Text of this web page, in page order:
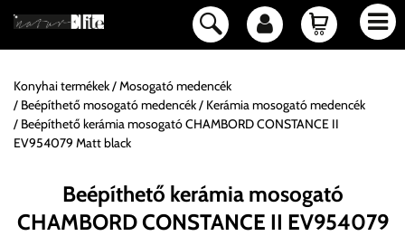
Konyhai termékek
Mosogató medencék
Beépíthető mosogató medencék
Kerámia mosogató medencék
Beépíthető kerámia mosogató CHAMBORD CONSTANCE II
EV954079 Matt black
Beépíthető kerámia mosogató
CHAMBORD CONSTANCE II EV954079